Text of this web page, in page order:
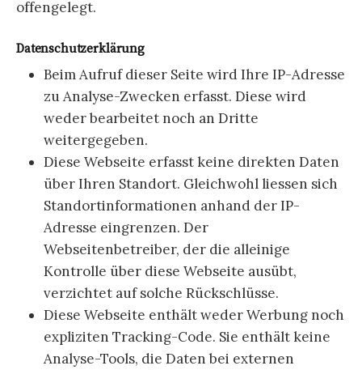
offengelegt.
Datenschutzerklärung
Beim Aufruf dieser Seite wird Ihre IP-Adresse
zu Analyse-Zwecken erfasst. Diese wird
weder bearbeitet noch an Dritte
weitergegeben.
Diese Webseite erfasst keine direkten Daten
über Ihren Standort. Gleichwohl liessen sich
Standortinformationen anhand der IP-
Adresse eingrenzen. Der
Webseitenbetreiber, der die alleinige
Kontrolle über diese Webseite ausübt,
verzichtet auf solche Rückschlüsse.
Diese Webseite enthält weder Werbung noch
expliziten Tracking-Code. Sie enthält keine
Analyse-Tools, die Daten bei externen